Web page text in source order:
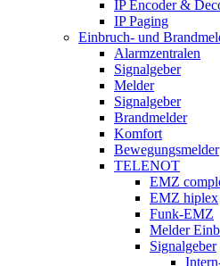
IP Encoder &
IP Paging
Einbruch- und
Alarmzentralen
Signalgeber
Melder
Signalgeber
Brandmelder
Komfort
Bewegungsmelder
TELENOT
EMZ
EMZ hiplex
Funk-EMZ
Melder
Signalgeber